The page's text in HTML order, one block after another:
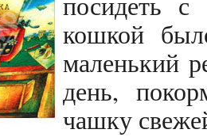
кошкой
маленький
день,
чашку